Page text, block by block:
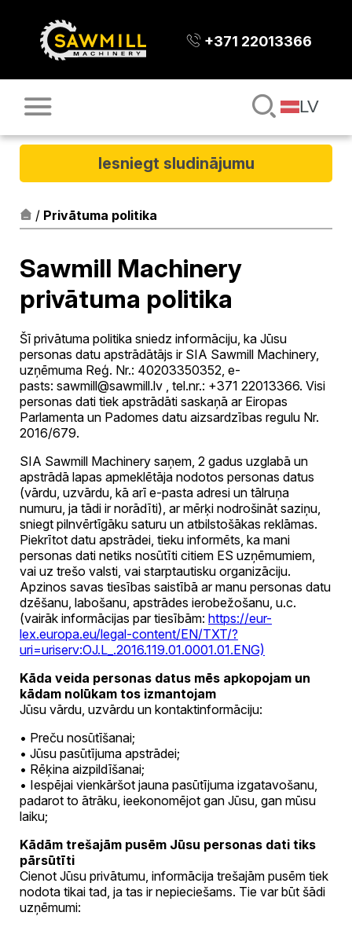
+371 22013366
LV
Iesniegt sludinājumu
/ Privātuma politika
Sawmill Machinery
privātuma politika
Šī privātuma politika sniedz informāciju, ka Jūsu
personas datu apstrādātājs ir SIA Sawmill Machinery,
uzņēmuma Reģ. Nr.: 40203350352, e-
pasts: sawmill@sawmill.lv , tel.nr.: +371 22013366. Visi
personas dati tiek apstrādāti saskaņā ar Eiropas
Parlamenta un Padomes datu aizsardzības regulu Nr.
2016/679.
SIA Sawmill Machinery saņem, 2 gadus uzglabā un
apstrādā lapas apmeklētāja nodotos personas datus
(vārdu, uzvārdu, kā arī e-pasta adresi un tālruņa
numuru, ja tādi ir norādīti), ar mērķi nodrošināt saziņu,
sniegt pilnvērtīgāku saturu un atbilstošākas reklāmas.
Piekrītot datu apstrādei, tieku informēts, ka mani
personas dati netiks nosūtīti citiem ES uzņēmumiem,
vai uz trešo valsti, vai starptautisku organizāciju.
Apzinos savas tiesības saistībā ar manu personas datu
dzēšanu, labošanu, apstrādes ierobežošanu, u.c.
(vairāk informācijas par tiesībām: https://eur-
lex.europa.eu/legal-content/EN/TXT/?
uri=uriserv:OJ.L_.2016.119.01.0001.01.ENG)
Kāda veida personas datus mēs apkopojam un
kādam nolūkam tos izmantojam
Jūsu vārdu, uzvārdu un kontaktinformāciju:
• Preču nosūtīšanai;
• Jūsu pasūtījuma apstrādei;
• Rēķina aizpildīšanai;
• Iespējai vienkāršot jauna pasūtījuma izgatavošanu,
padarot to ātrāku, ieekonomējot gan Jūsu, gan mūsu
laiku;
Kādām trešajām pusēm Jūsu personas dati tiks
pārsūtīti
Cienot Jūsu privātumu, informācija trešajām pusēm tiek
nodota tikai tad, ja tas ir nepieciešams. Tie var būt šādi
uzņēmumi: